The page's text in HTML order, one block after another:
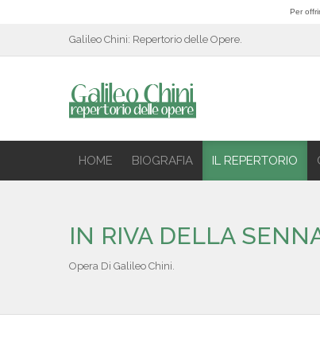
Per
Galileo Chini: Repertorio delle Opere.
HOME BIOGRAFIA IL REPERTORIO
IN RIVA DELLA
Opera Di Galileo Chini.